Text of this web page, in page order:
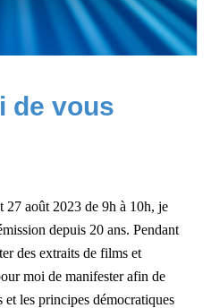
de vous
27 août 2023 de 9h à 10h, je
depuis 20 ans. Pendant
des extraits de films et
moi de manifester afin de
et les principes démocratiques